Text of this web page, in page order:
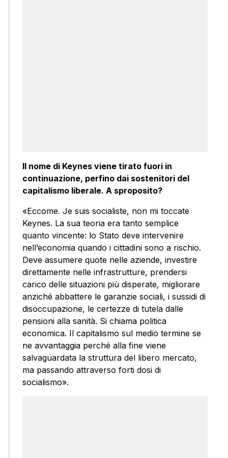
Il nome di Keynes viene tirato fuori in
continuazione, perfino dai sostenitori del
capitalismo liberale. A sproposito?
«Eccome. Je suis socialiste, non mi toccate
Keynes. La sua teoria era tanto semplice
quanto vincente: lo Stato deve intervenire
nell’economia quando i cittadini sono a rischio.
Deve assumere quote nelle aziende, investire
direttamente nelle infrastrutture, prendersi
carico delle situazioni più disperate, migliorare
anziché abbattere le garanzie sociali, i sussidi di
disoccupazione, le certezze di tutela dalle
pensioni alla sanità. Si chiama politica
economica. Il capitalismo sul medio termine se
ne avvantaggia perché alla fine viene
salvaguardata la struttura del libero mercato,
ma passando attraverso forti dosi di
socialismo».